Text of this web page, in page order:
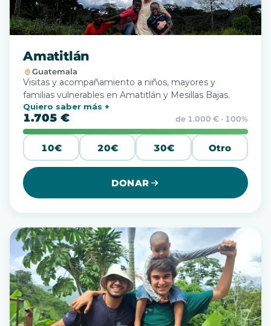
Amatitlán
Guatemala
Visitas y acompañamiento a niños, mayores y
familias vulnerables en Amatitlán y Mesillas Bajas.
Quiero saber más
1.705 € de 1.000 € · 100%
10€ 20€ 30€ Otro
DONAR